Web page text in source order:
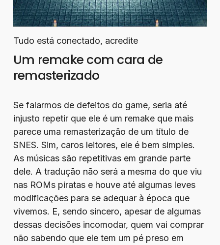
Tudo está conectado, acredite
Um remake com cara de
remasterizado
Se falarmos de defeitos do game, seria até
injusto repetir que ele é um remake que mais
parece uma remasterização de um título de
SNES. Sim, caros leitores, ele é bem simples.
As músicas são repetitivas em grande parte
dele. A tradução não será a mesma do que viu
nas ROMs piratas e houve até algumas leves
modificações para se adequar à época que
vivemos. E, sendo sincero, apesar de algumas
dessas decisões incomodar, quem vai comprar
não sabendo que ele tem um pé preso em